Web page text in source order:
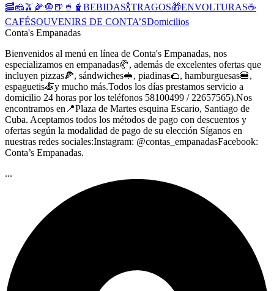
🥓🧀🫒🌽🧅 🍺🥤🧋BEBIDAS🍾TRAGOS🎁ENVOLTURAS☕️
CAFÉSOUVENIRS DE CONTA’SDomicilios
Conta's Empanadas
Bienvenidos al menú en línea de Conta's Empanadas, nos
especializamos en empanadas🥐, además de excelentes ofertas que
incluyen pizzas🍕, sándwiches🥪, piadinas🌮, hamburguesas🍔,
espaguetis🍝y mucho más.Todos los días prestamos servicio a
domicilio 24 horas por los teléfonos 58100499 / 22657565).Nos
encontramos en📍Plaza de Martes esquina Escario, Santiago de
Cuba. Aceptamos todos los métodos de pago con descuentos y
ofertas según la modalidad de pago de su elección Síganos en
nuestras redes sociales:Instagram: @contas_empanadasFacebook:
Conta’s Empanadas.
...